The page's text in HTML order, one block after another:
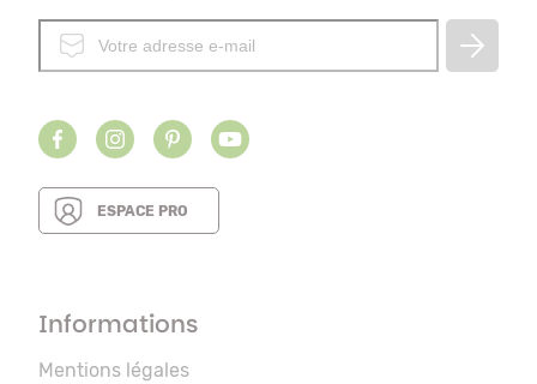
ESPACE PRO
Informations
Mentions légales